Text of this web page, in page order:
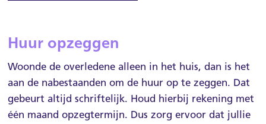
Huur opzeggen
Woonde de overledene alleen in het huis, dan is het
aan de nabestaanden om de huur op te zeggen. Dat
gebeurt altijd schriftelijk. Houd hierbij rekening met
één maand opzegtermijn. Dus zorg ervoor dat jullie